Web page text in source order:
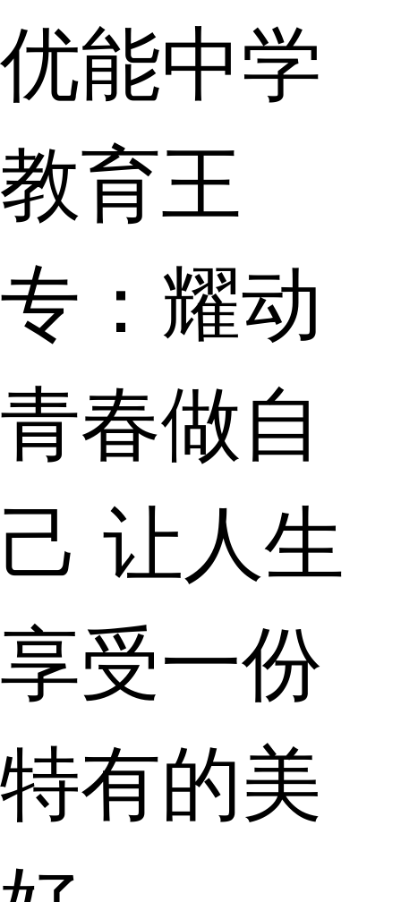
优能中学
教育王
专：耀动
青春做自
己 让人生
享受一份
特有的美